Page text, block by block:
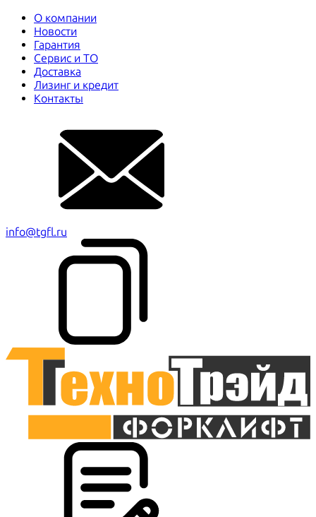
О компании
Новости
Гарантия
Сервис и ТО
Доставка
Лизинг и кредит
Контакты
info@tgfl.ru